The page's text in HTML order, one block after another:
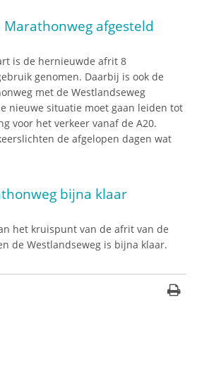
afgesteld
is de hernieuwde afrit 8
genomen. Daarbij is ook de
met de Westlandseweg
nieuwe situatie moet gaan leiden tot
voor het verkeer vanaf de A20.
de afgelopen dagen wat
bijna klaar
het kruispunt van de afrit van de
de Westlandseweg is bijna klaar.